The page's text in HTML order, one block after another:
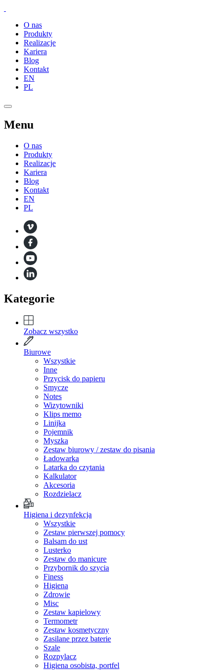
O nas
Produkty
Realizacje
Kariera
Blog
Kontakt
EN
PL
Menu
O nas
Produkty
Realizacje
Kariera
Blog
Kontakt
EN
PL
Kategorie
Zobacz wszystko
Biurowe
Wszystkie
Inne
Przycisk do papieru
Smycze
Notes
Wizytowniki
Klips memo
Linijka
Pojemnik
Myszka
Zestaw biurowy / zestaw do pisania
Ładowarka
Latarka do czytania
Kalkulator
Akcesoria
Rozdzielacz
Higiena i dezynfekcja
Wszystkie
Zestaw pierwszej pomocy
Balsam do ust
Lusterko
Zestaw do manicure
Przybornik do szycia
Finess
Higiena
Zdrowie
Misc
Zestaw kapielowy
Termometr
Zestaw kosmetyczny
Zasilane przez baterie
Szale
Rozpylacz
Higiena osobista, portfel